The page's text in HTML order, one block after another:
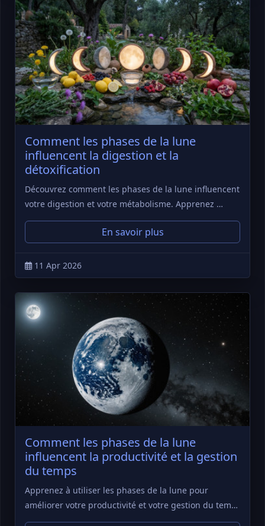
Comment les phases de la lune
influencent la digestion et la
détoxification
Découvrez comment les phases de la lune influencent
votre digestion et votre métabolisme. Apprenez …
En savoir plus
11 Apr 2026
Comment les phases de la lune
influencent la productivité et la gestion
du temps
Apprenez à utiliser les phases de la lune pour
améliorer votre productivité et votre gestion du tem…